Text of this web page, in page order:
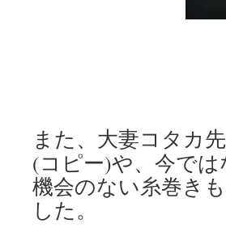
また、大妻コタカ
(コピー)や、今で
機会のない糸巻き
した。